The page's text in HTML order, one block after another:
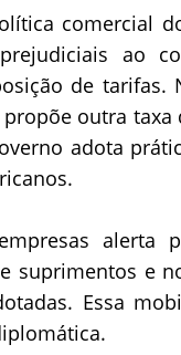
comercial
ao
de tarifas.
outra taxa
adota
alerta
suprimentos e
Essa